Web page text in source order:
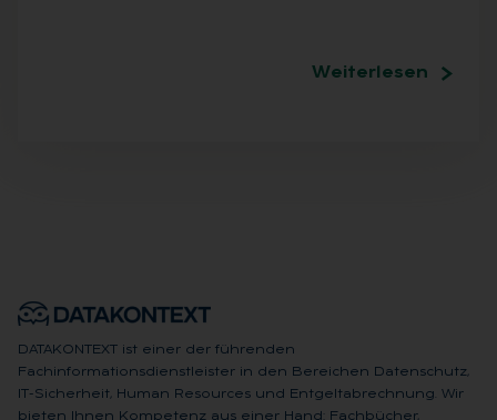
Weiterlesen
DATAKONTEXT ist einer der führenden
Fachinformationsdienstleister in den Bereichen Datenschutz,
IT-Sicherheit, Human Resources und Entgeltabrechnung. Wir
bieten Ihnen Kompetenz aus einer Hand: Fachbücher,